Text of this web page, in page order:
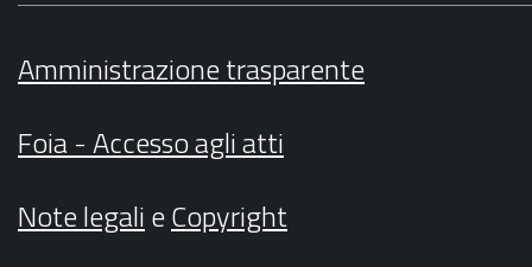
Amministrazione trasparente
Foia - Accesso agli atti
Note legalieCopyright